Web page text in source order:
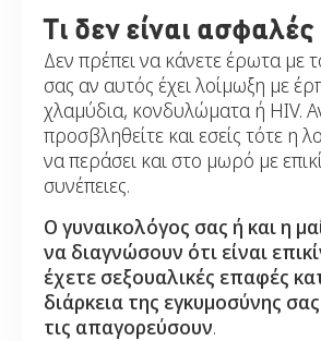
Τι δεν είναι ασφαλές
Δεν πρέπει να κάνετε έρωτα με
σας αν αυτός έχει λοίμωξη με
χλαμύδια, κονδυλώματα ή HIV.
προσβληθείτε και εσείς τότε η
να περάσει και στο μωρό με
συνέπειες.
Ο γυναικολόγος σας ή και η
να διαγνώσουν ότι είναι
έχετε σεξουαλικές επαφές
διάρκεια της εγκυμοσύνης
τις απαγορεύσουν.